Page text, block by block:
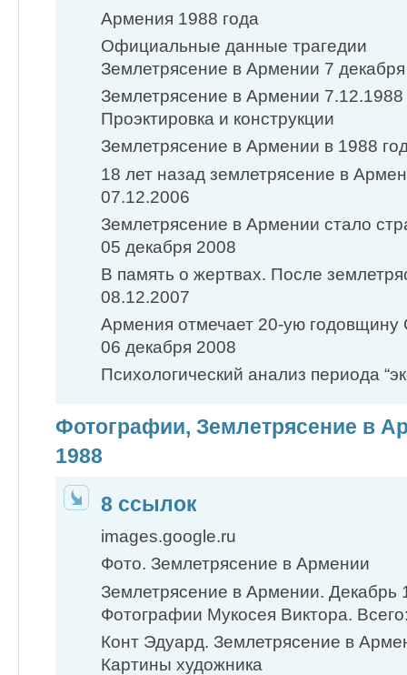
Армения 1988 года
Официальные данные трагедии
Землетрясение в Армении 7
Землетрясение в Армении 7.12.1988
Проэктировка и конструкции
Землетрясение в Армении в 1988
18 лет назад землетрясение в
07.12.2006
Землетрясение в Армении стало
05 декабря 2008
В память о жертвах. После
08.12.2007
Армения отмечает 20-ую годовщину
06 декабря 2008
Психологический анализ периода
Фотографии, Землетрясение в
1988
8 ссылок
images.google.ru
Фото. Землетрясение в Армении
Землетрясение в Армении. Декабрь
Фотографии Мукосея Виктора.
Конт Эдуард. Землетрясение в
Картины художника